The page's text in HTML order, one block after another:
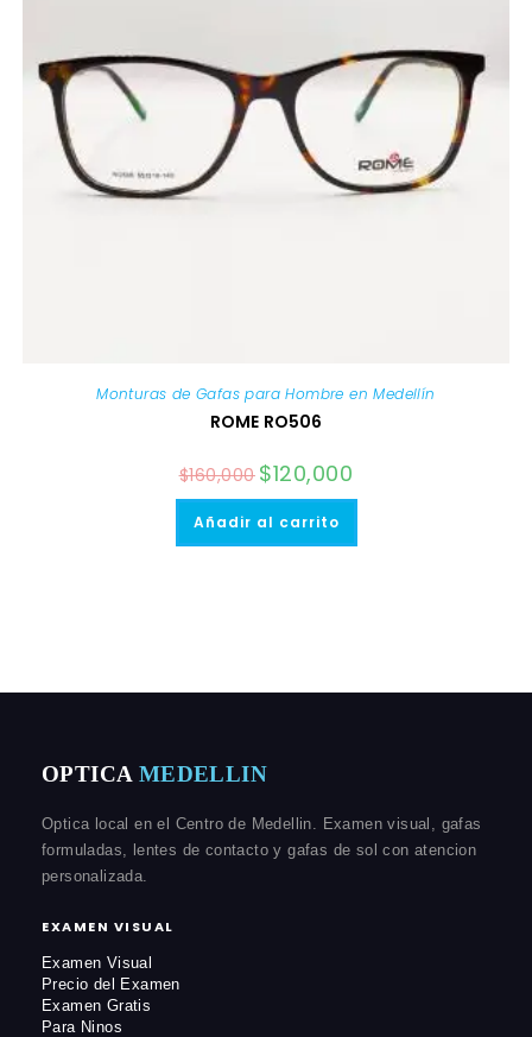
Monturas de Gafas para Hombre en Medellín
ROME RO506
$160,000 El
precio
original
era:
$120,000
actual
Añadir al carrito
OPTICA MEDELLIN
Optica local en el Centro de Medellin. Examen visual, gafas
formuladas, lentes de contacto y gafas de sol con atencion
personalizada.
EXAMEN VISUAL
Examen Visual
Precio del Examen
Examen Gratis
Para Ninos